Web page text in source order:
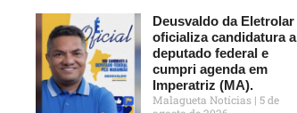
Deusvaldo da Eletrolar
oficializa candidatura a
deputado federal e
cumpri agenda em
Imperatriz (MA).
Malagueta Notícias 5 de